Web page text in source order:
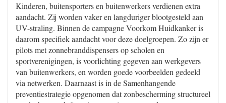
Kinderen, buitensporters en buitenwerkers verdienen extra
aandacht. Zij worden vaker en langduriger blootgesteld aan
UV-straling. Binnen de campagne Voorkom Huidkanker is
daarom specifiek aandacht voor deze doelgroepen. Zo zijn er
pilots met zonnebranddispensers op scholen en
sportverenigingen, is voorlichting gegeven aan werkgevers
van buitenwerkers, en worden goede voorbeelden gedeeld
via netwerken. Daarnaast is in de Samenhangende
preventiestrategie opgenomen dat zonbescherming structureel